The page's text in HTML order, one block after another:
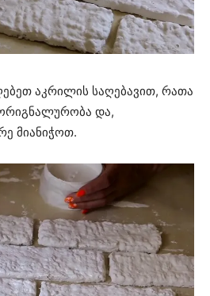
აკრილის საღებავით, რათა
და,
მიანიჭოთ.